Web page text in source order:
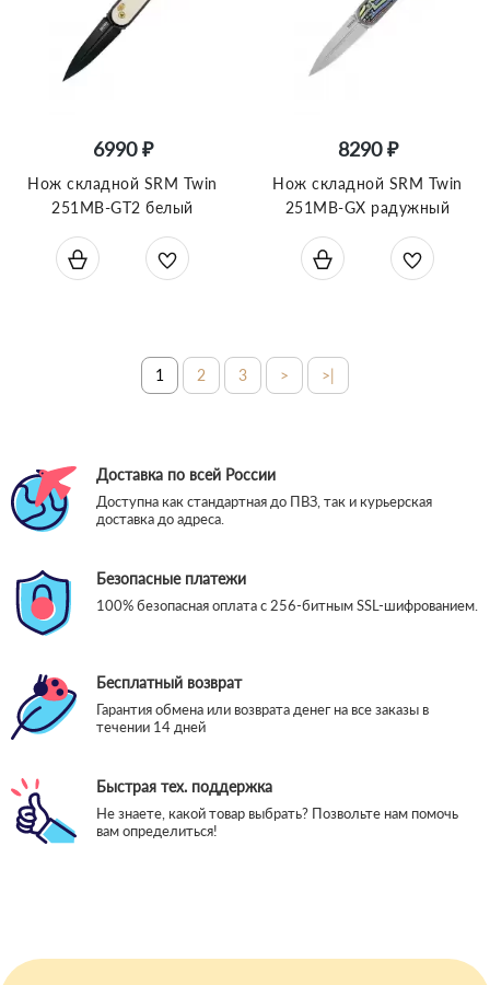
6990 ₽
Нож складной SRM Twin
251MB-GT2 белый
8290 ₽
Нож складной SRM Twin
251MB-GX радужный
1 2 3 > >|
Доставка по всей России
Доступна как стандартная до ПВЗ, так и курьерская
доставка до адреса.
Безопасные платежи
100% безопасная оплата с 256-битным SSL-шифрованием.
Бесплатный возврат
Гарантия обмена или возврата денег на все заказы в
течении 14 дней
Быстрая тех. поддержка
Не знаете, какой товар выбрать? Позвольте нам помочь
вам определиться!